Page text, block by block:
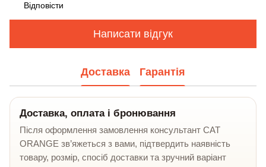
Відповісти
Написати відгук
Доставка Гарантія
Доставка, оплата і бронювання
Після оформлення замовлення консультант CAT
ORANGE зв’яжеться з вами, підтвердить наявність
товару, розмір, спосіб доставки та зручний варіант